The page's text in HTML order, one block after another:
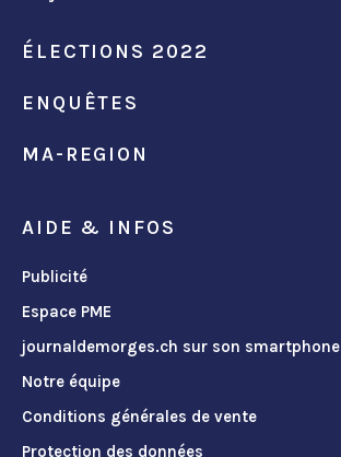
ÉLECTIONS 2022
ENQUÊTES
MA-REGION
AIDE & INFOS
Publicité
Espace PME
journaldemorges.ch sur son smartphone
Notre équipe
Conditions générales de vente
Protection des données